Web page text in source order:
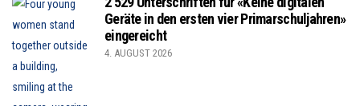
Geräte in den ersten vier Primarschuljahren»
eingereicht
4. AUGUST 2026